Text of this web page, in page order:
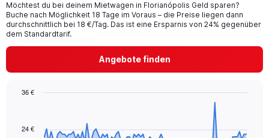
Möchtest du bei deinem Mietwagen in Florianópolis Geld sparen?
Buche nach Möglichkeit 18 Tage im Voraus – die Preise liegen dann
durchschnittlich bei 18 €/Tag. Das ist eine Ersparnis von 24% gegenüber
dem Standardtarif.
Angebote finden
data
24 €
36 €